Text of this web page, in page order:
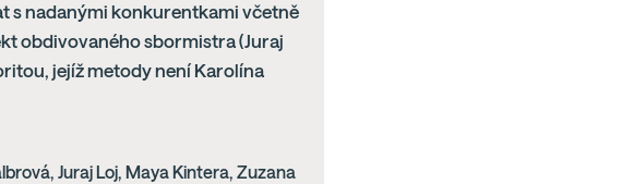
s nadanými konkurentkami včetně
obdivovaného sbormistra (Juraj
jejíž metody není Karolína
Juraj Loj, Maya Kintera, Zuzana